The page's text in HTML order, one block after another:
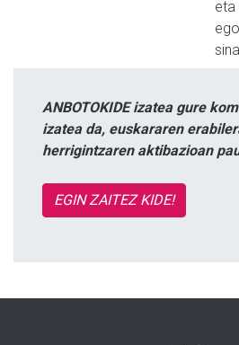
eta
ANBOTOKIDE izatea gure
izatea da, euskararen
herrigintzaren aktibazioan
EGIN ZAITEZ KIDE!